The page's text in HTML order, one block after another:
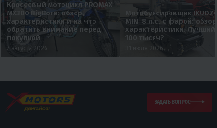
Кроссовый мотоцикл PROMAX
MX300 BigBore: обзор,
характеристики и на что
обратить внимание перед
покупкой
7 августа 2026
Мотобуксировщик
MINI 8 л.с. с фарой:
характеристики. Лучший
100 тысяч?
31 июля 2026
ЗАДАТЬ ВОПРОС